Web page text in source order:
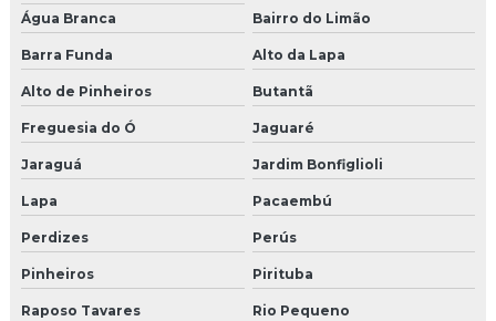
Brinde de natal para eventos
Cenografia para evento infantil
Cenografia dia das mães shoppings
Empresa de decoração de natal
Empresas de brindes em sp
Pet park preco
Empresa de decoração de natal sp
Água Branca
Bairro do Limão
Barra Funda Alto da Lapa
Alto de Pinheiros Butantã
Freguesia do Ó Jaguaré
Jaraguá Jardim Bonfiglioli
Lapa Pacaembú
Perdizes Perús
Pinheiros Pirituba
Raposo Tavares Rio Pequeno